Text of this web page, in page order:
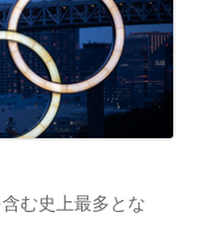
む史上最多とな